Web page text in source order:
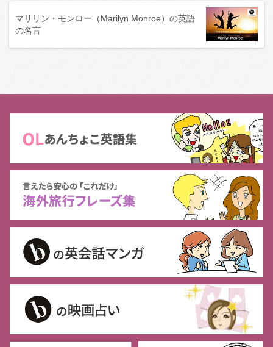
マリリン・モンロー（Marilyn Monroe）の英語
の名言